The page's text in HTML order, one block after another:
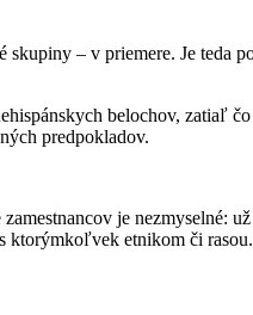
– v priemere. Je teda
belochov, zatiaľ
predpokladov.
je nezmyselné:
ktorýmkoľvek etnikom či rasou.